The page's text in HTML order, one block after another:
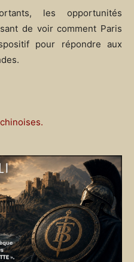
les opportunités
de voir comment Paris
pour répondre aux